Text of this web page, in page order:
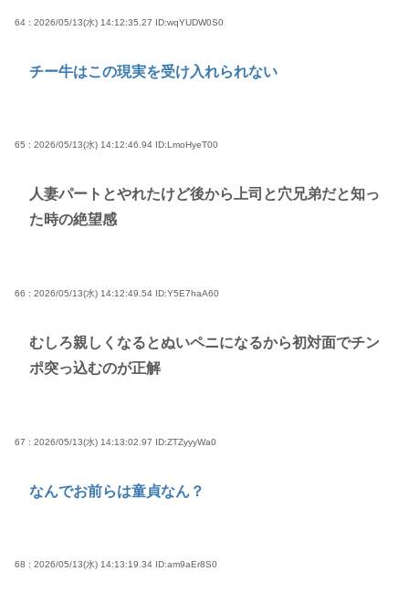
64 : 2026/05/13(水) 14:12:35.27 ID:wqYUDW0S0
チー牛はこの現実を受け入れられない
65 : 2026/05/13(水) 14:12:46.94 ID:LmoHyeT00
人妻パートとやれたけど後から上司と穴兄弟だと知っ
た時の絶望感
66 : 2026/05/13(水) 14:12:49.54 ID:Y5E7haA60
むしろ親しくなるとぬいペニになるから初対面でチン
ポ突っ込むのが正解
67 : 2026/05/13(水) 14:13:02.97 ID:ZTZyyyWa0
なんでお前らは童貞なん？
68 : 2026/05/13(水) 14:13:19.34 ID:am9aEr8S0